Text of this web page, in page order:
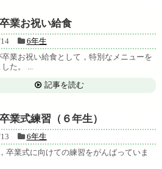
業お祝い給食
6年生
業お祝い給食として，特別なメニューを
た。 ...
記事を読む
業式練習（６年生）
6年生
卒業式に向けての練習をがんばっていま